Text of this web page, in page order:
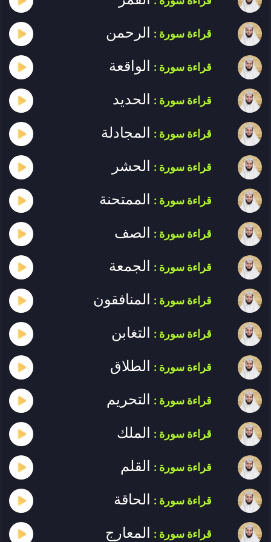
قراءة سورة : الرحمن
قراءة سورة : الواقعة
قراءة سورة : الحديد
قراءة سورة : المجادلة
قراءة سورة : الحشر
قراءة سورة : الممتحنة
قراءة سورة : الصف
قراءة سورة : الجمعة
قراءة سورة : المنافقون
قراءة سورة : التغابن
قراءة سورة : الطلاق
قراءة سورة : التحريم
قراءة سورة : الملك
قراءة سورة : القلم
قراءة سورة : الحاقة
قراءة سورة : المعارج